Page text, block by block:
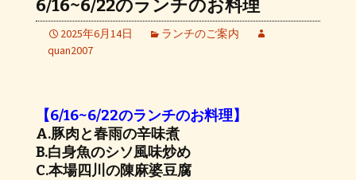
6/16~6/22のランチのお料理
2025年6月14日
ランチのご案内
quan2007
【6/16~6/22のランチのお料理】
A.豚肉と春雨の辛味煮
B.白身魚のシソ風味炒め
C.本場四川の陳麻婆豆腐